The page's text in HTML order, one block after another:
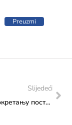
Preuzmi
Slijedeći
Одлука о покретању поступка јавне набавке